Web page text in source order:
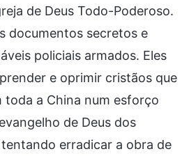
de Deus Todo-Poderoso.
documentos secretos e
policiais armados. Eles
e oprimir cristãos que
toda a China num esforço
de Deus dos
erradicar a obra de